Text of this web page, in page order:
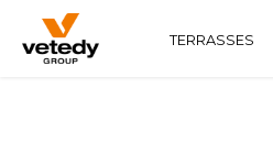
TERRASSES